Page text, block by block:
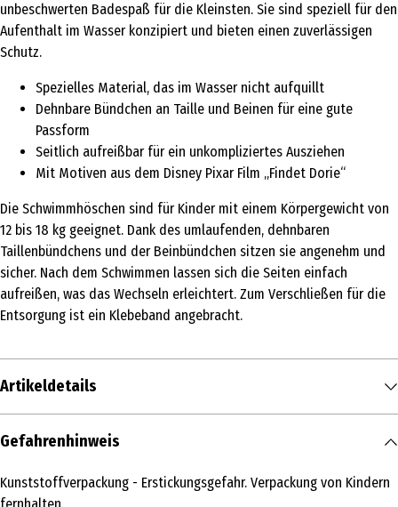
unbeschwerten Badespaß für die Kleinsten. Sie sind speziell für den
Aufenthalt im Wasser konzipiert und bieten einen zuverlässigen
Schutz.
Spezielles Material, das im Wasser nicht aufquillt
Dehnbare Bündchen an Taille und Beinen für eine gute
Passform
Seitlich aufreißbar für ein unkompliziertes Ausziehen
Mit Motiven aus dem Disney Pixar Film „Findet Dorie“
Die Schwimmhöschen sind für Kinder mit einem Körpergewicht von
12 bis 18 kg geeignet. Dank des umlaufenden, dehnbaren
Taillenbündchens und der Beinbündchen sitzen sie angenehm und
sicher. Nach dem Schwimmen lassen sich die Seiten einfach
aufreißen, was das Wechseln erleichtert. Zum Verschließen für die
Entsorgung ist ein Klebeband angebracht.
Artikeldetails
Inhalt
Produkttyp
Gefahrenhinweis
Kunststoffverpackung - Erstickungsgefahr. Verpackung von Kindern